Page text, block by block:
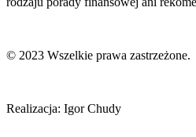
© 2023 Wszelkie prawa zastrzeżone.
Realizacja: Igor Chudy